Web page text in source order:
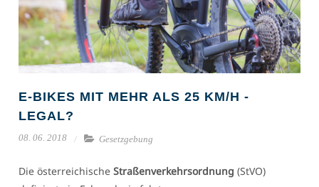
E-BIKES MIT MEHR ALS 25 KM/H -
LEGAL?
08. 06. 2018 Gesetzgebung
Die österreichischeStraßenverkehrsordnung (StVO)